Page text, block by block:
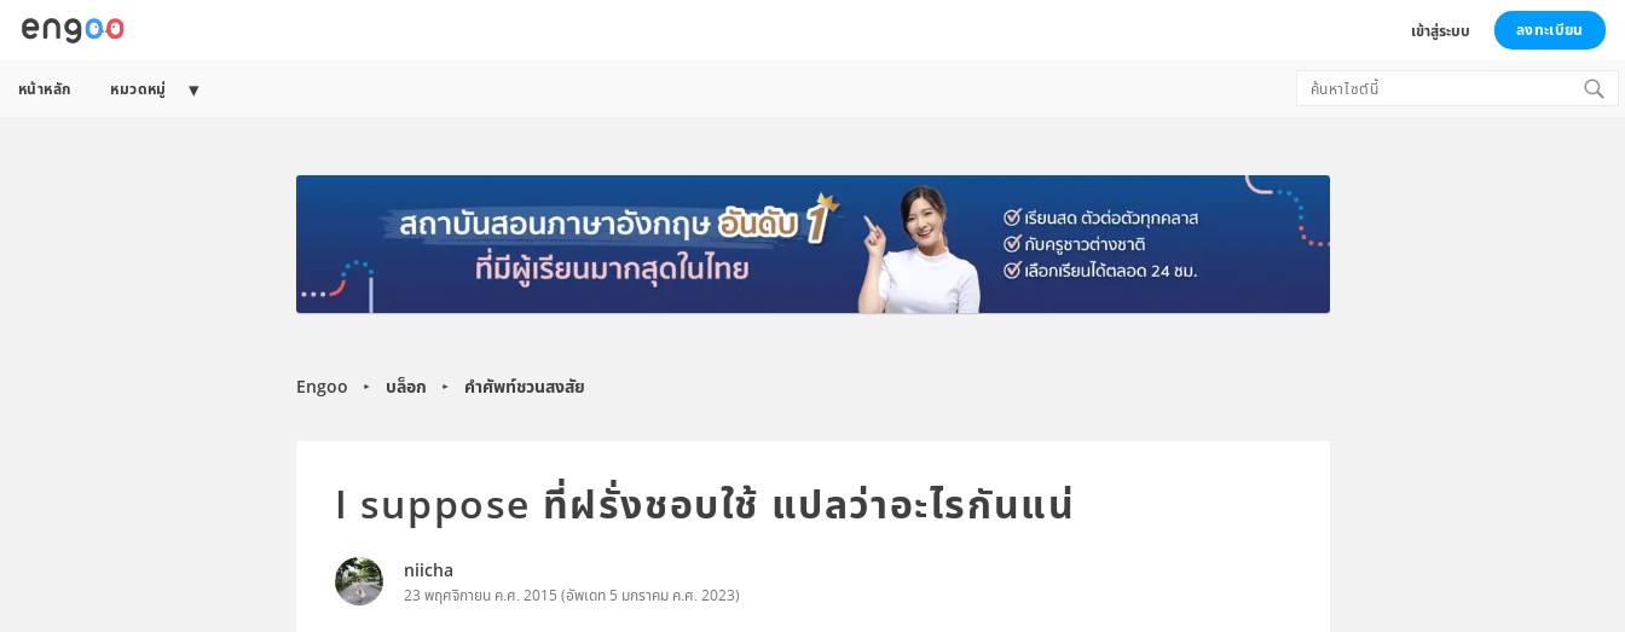
เข้าสู่ระบบ ลงทะเบียน
หน้าหลัก หมวดหมู่
Search
Engoo ► บล็อก ► คำศัพท์ชวนสงสัย
I suppose ที่ฝรั่งชอบใช้ แปลว่าอะไรกันแน่
niicha
23 พฤศจิกายน ค.ศ. 2015 (อัพเดท 5 มกราคม ค.ศ. 2023)